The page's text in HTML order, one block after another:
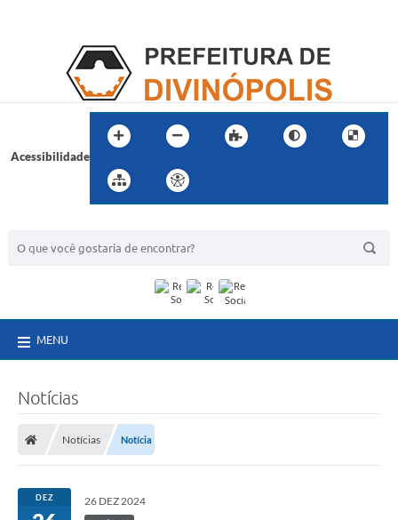
Acessibilidade
MENU
Notícias
Notícias Notícia
DEZ 26 DEZ 2024